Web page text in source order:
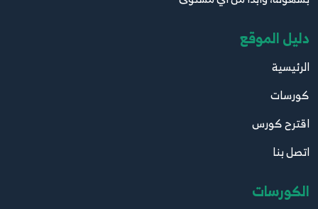
دليل الموقع
الرئيسية
كورسات
اقترح كورس
اتصل بنا
الكورسات